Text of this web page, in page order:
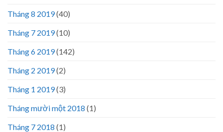
Tháng 8 2019(40)
Tháng 7 2019(10)
Tháng 6 2019(142)
Tháng 2 2019(2)
Tháng 1 2019(3)
Tháng mười một 2018 (1)
Tháng 7 2018 (1)